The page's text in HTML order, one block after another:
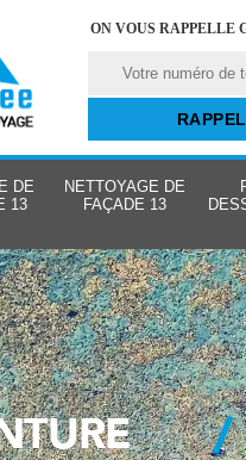
ON VOUS RAPPELLE
DE
13
NETTOYAGE DE
FAÇADE 13